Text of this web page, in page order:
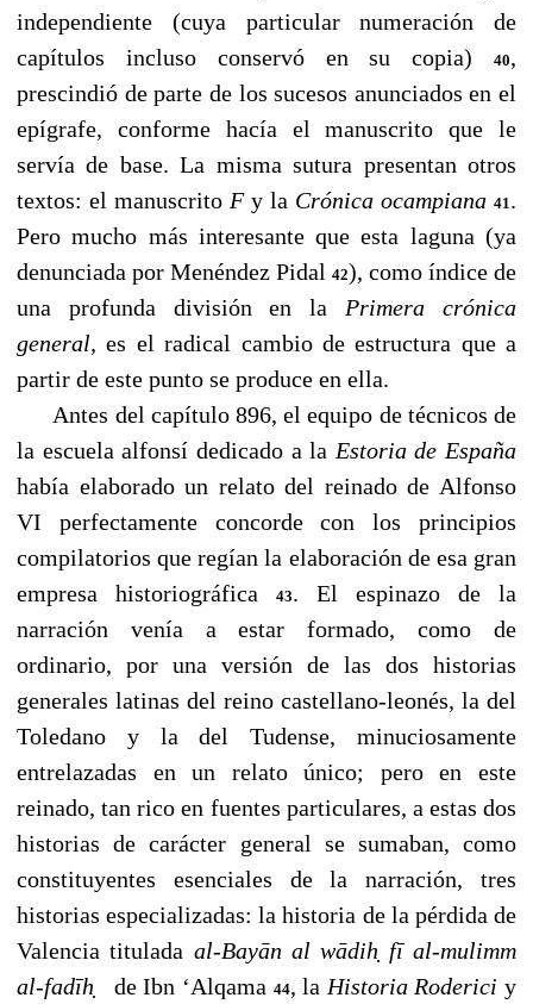
independiente (cuya particular numeración de
capítulos incluso conservó en su copia)
40,
prescindió de parte de los sucesos anunciados en el
epígrafe, conforme hacía el manuscrito que le
servía de base. La misma sutura presentan otros
textos: el manuscrito F y la Crónica ocampiana 41 .
Pero mucho más interesante que esta laguna (ya
denunciada por Menéndez Pidal 42), como índice de
una profunda división en la Primera crónica
general,es el radical cambio de estructura que a
partir de este punto se produce en ella.
Antes del capítulo 896, el equipo de técnicos de
la escuela alfonsí dedicado a la Estoria de España
había elaborado un relato del reinado de Alfonso
VI perfectamente concorde con los principios
compilatorios que regían la elaboración de esa gran
empresa historiográfica
43. El espinazo de la
narración venía a estar formado, como de
ordinario, por una versión de las dos historias
generales latinas del reino castellano-leonés, la del
Toledano y la del Tudense, minuciosamente
entrelazadas en un relato único; pero en este
reinado, tan rico en fuentes particulares, a estas dos
historias de carácter general se sumaban, como
constituyentes esenciales de la narración, tres
historias especializadas: la historia de la pérdida de
Valencia titulada al-Bayān al wādih fī al-mulimm
al-fadīh
de Ibn ‘Alqama 44, la Historia Rodericiy